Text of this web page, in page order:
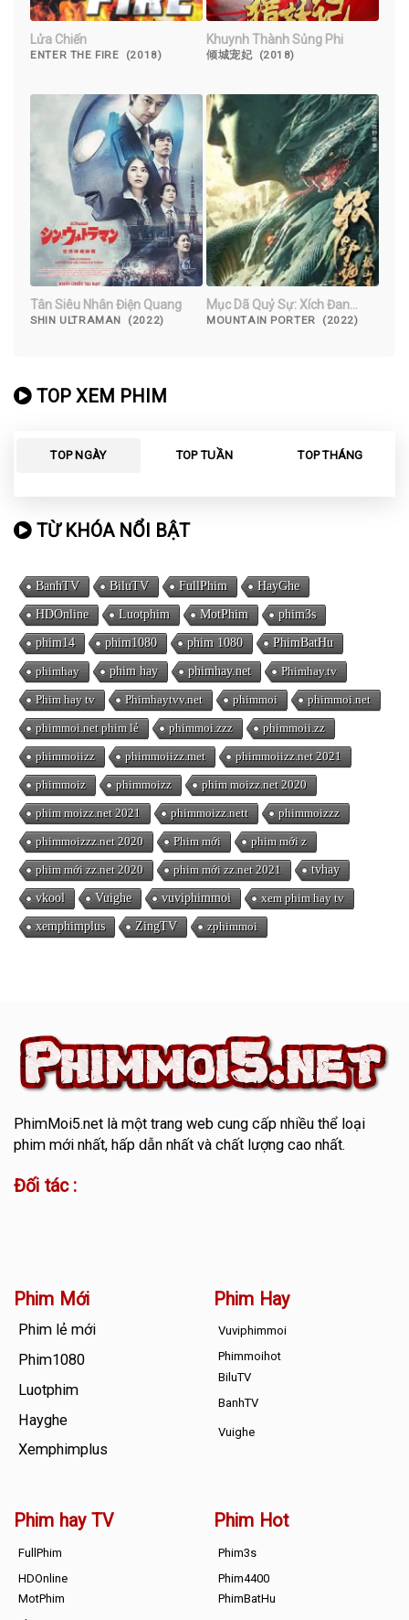
Lửa Chiến
ENTER THE FIRE (2018)
Khuynh Thành Sủng Phi
倾城宠妃 (2018)
Tân Siêu Nhân Điện Quang
SHIN ULTRAMAN (2022)
Mục Dã Quỷ Sự: Xích Đan
Châu
MOUNTAIN PORTER (2022)
TOP XEM PHIM
TOP NGÀY TOP TUẦN TOP THÁNG
TỪ KHÓA NỔI BẬT
BanhTV BiluTV FullPhim HayGhe
HDOnline Luotphim MotPhim phim3s
phim14 phim1080 phim 1080 PhimBatHu
phimhay phim hay phimhay.net Phimhay.tv
Phim hay tv Phimhaytvv.net phimmoi phimmoi.net
phimmoi.net phim lẻ phimmoi.zzz phimmoii.zz
phimmoiizz phimmoiizz.met phimmoiizz.net 2021
phimmoiz phimmoizz phim moizz.net 2020
phim moizz.net 2021 phimmoizz.nett phimmoizzz
phimmoizzz.net 2020 Phim mới phim mới z
phim mới zz.net 2020 phim mới zz.net 2021 tvhay
vkool Vuighe vuviphimmoi xem phim hay tv
xemphimplus ZingTV zphimmoi
PhimMoi5.netlà một trang web cung cấp nhiều thể loại
phim mới nhất, hấp dẫn nhất và chất lượng cao nhất.
Đối tác :
Phim Mới
Phim lẻ mới
Phim1080
Luotphim
Hayghe
Xemphimplus
Phim Hay
Vuviphimmoi
Phimmoihot
BiluTV
BanhTV
Vuighe
Phim hay TV
FullPhim
HDOnline
MotPhim
Phim Hot
Phim3s
Phim4400
PhimBatHu